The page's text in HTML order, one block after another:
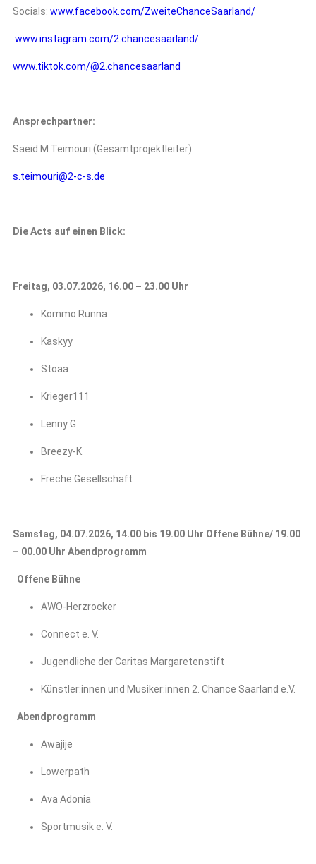
Socials: www.facebook.com/ZweiteChanceSaarland/
www.instagram.com/2.chancesaarland/
www.tiktok.com/@2.chancesaarland
Ansprechpartner:
Saeid M.Teimouri (Gesamtprojektleiter)
s.teimouri@2-c-s.de
Die Acts auf einen Blick:
Freitag, 03.07.2026, 16.00 – 23.00 Uhr
Kommo Runna
Kaskyy
Stoaa
Krieger111
Lenny G
Breezy-K
Freche Gesellschaft
Samstag, 04.07.2026, 14.00 bis 19.00 Uhr Offene Bühne/ 19.00
– 00.00 Uhr Abendprogramm
Offene Bühne
AWO-Herzrocker
Connect e. V.
Jugendliche der Caritas Margaretenstift
Künstler:innen und Musiker:innen 2. Chance Saarland e.V.
Abendprogramm
Awajije
Lowerpath
Ava Adonia
Sportmusik e. V.